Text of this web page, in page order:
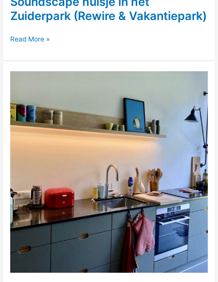
Zuiderpark (Rewire & Vakantiepark)
Soundscape
in
&
Vakantiepark)
Read More »